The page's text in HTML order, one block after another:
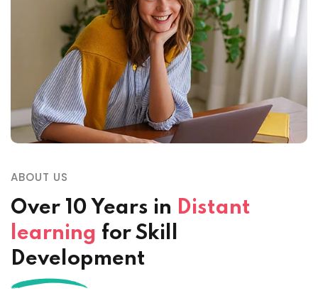
ABOUT US
Over 10 Years in Distant
learning for Skill
Development